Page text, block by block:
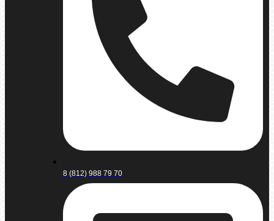
8 (812) 988 79 70